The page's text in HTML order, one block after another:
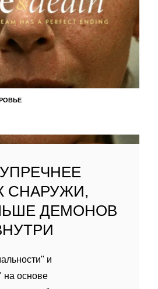
СНАРУЖИ,
ДЕМОНОВ
и
на основе